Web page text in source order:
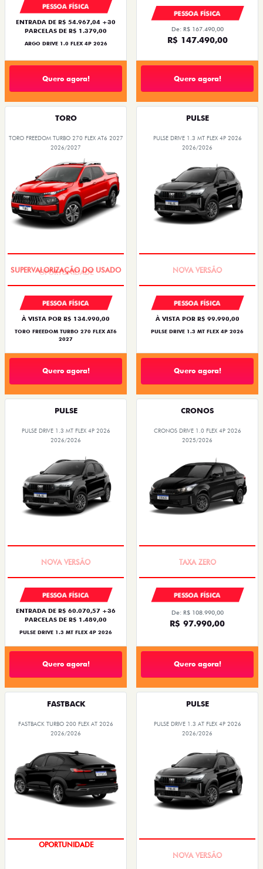
PESSOA FÍSICA
ENTRADA DE R$ 54.967,04 +30
PARCELAS DE R$ 1.379,00
ARGO DRIVE 1.0 FLEX 4P 2026
Quero agora!
PESSOA FÍSICA
De: R$ 167.490,00
R$ 147.490,00
Quero agora!
TORO
TORO FREEDOM TURBO 270 FLEX AT6 2027
2026/2027
PESSOA FÍSICA
À VISTA POR R$ 134.990,00
TORO FREEDOM TURBO 270 FLEX AT6
2027
Quero agora!
PULSE
PULSE DRIVE 1.3 MT FLEX 4P 2026
2026/2026
PESSOA FÍSICA
À VISTA POR R$ 99.990,00
PULSE DRIVE 1.3 MT FLEX 4P 2026
Quero agora!
PULSE
PULSE DRIVE 1.3 MT FLEX 4P 2026
2026/2026
PESSOA FÍSICA
ENTRADA DE R$ 60.070,57 +36
PARCELAS DE R$ 1.489,00
PULSE DRIVE 1.3 MT FLEX 4P 2026
Quero agora!
CRONOS
CRONOS DRIVE 1.0 FLEX 4P 2026
2025/2026
PESSOA FÍSICA
De: R$ 108.990,00
R$ 97.990,00
Quero agora!
FASTBACK
FASTBACK TURBO 200 FLEX AT 2026
2026/2026
OPORTUNIDADE
PULSE
PULSE DRIVE 1.3 AT FLEX 4P 2026
2026/2026